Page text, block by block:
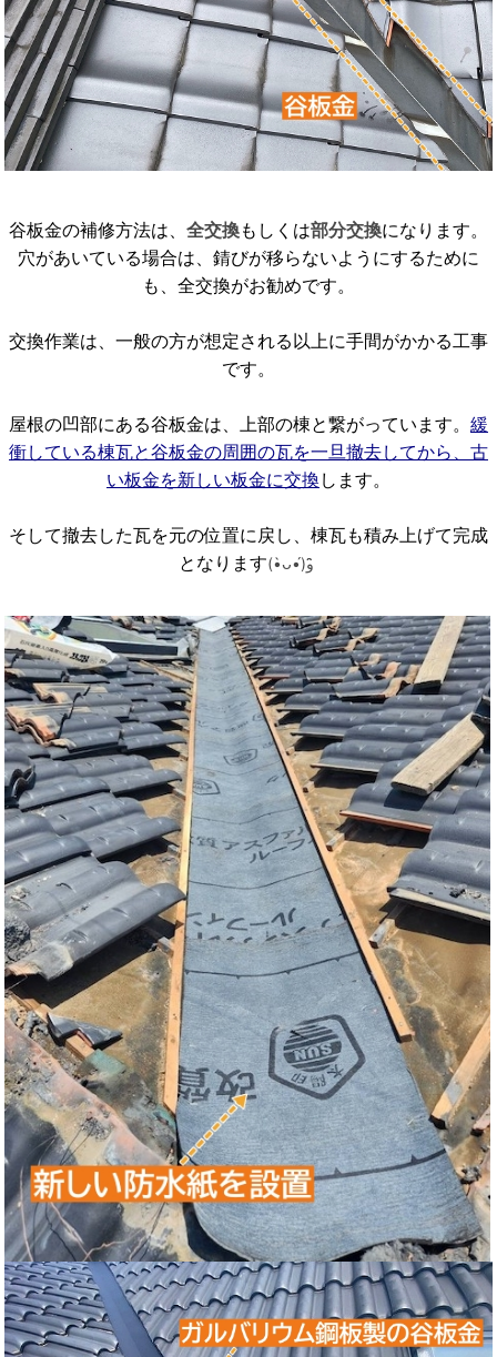
谷板金の補修方法は、 全交換もしくは部分交換になります。
穴があいている場合は、錆びが移らないようにするために
も、全交換がお勧めです。
交換作業は、一般の方が想定される以上に手間がかかる工事
です。
屋根の凹部にある谷板金は、上部の棟と繋がっています。 緩
衝している棟瓦と谷板金の周囲の瓦を一旦撤去してから、古
い板金を新しい板金に交換 します。
そして撤去した瓦を元の位置に戻し、棟瓦も積み上げて完成
となります